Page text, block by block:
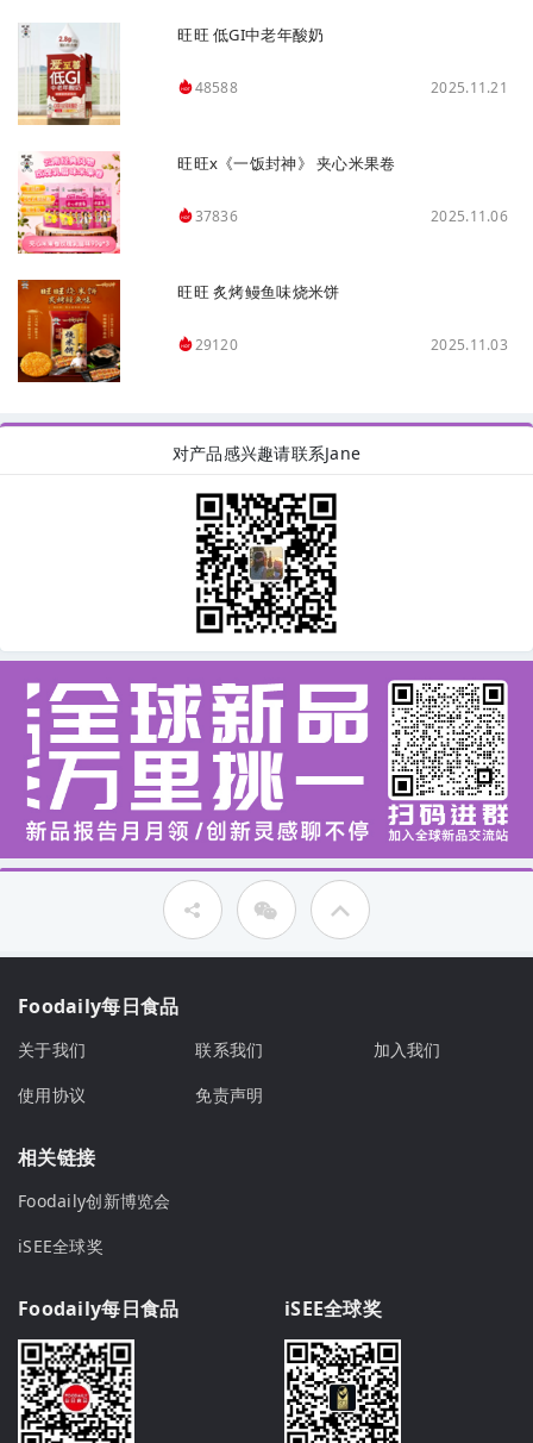
旺旺 低GI中老年酸奶
48588 2025.11.21
旺旺x《一饭封神》 夹心米果卷
37836 2025.11.06
旺旺 炙烤鳗鱼味烧米饼
29120 2025.11.03
对产品感兴趣请联系Jane
Foodaily每日食品
关于我们 联系我们
加入我们
使用协议
免责声明
相关链接
Foodaily创新博览会
iSEE全球奖
Foodaily每日食品 iSEE全球奖